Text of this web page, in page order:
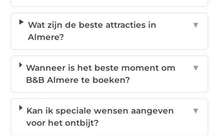
Wat zijn de beste attracties in
Almere?
▼
Wanneer is het beste moment om
B&B Almere te boeken?
▼
Kan ik speciale wensen aangeven
voor het ontbijt?
▼